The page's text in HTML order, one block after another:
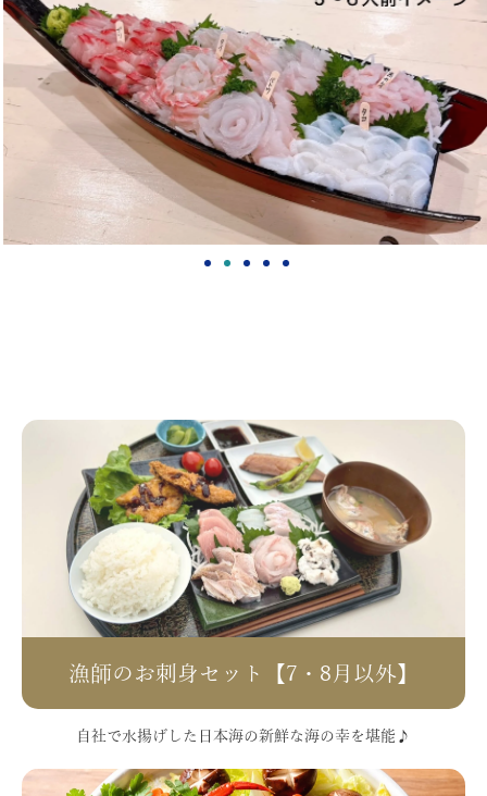
漁師のお刺身セット【7・8月以外】
自社で水揚げした日本海の新鮮な海の幸を堪能♪